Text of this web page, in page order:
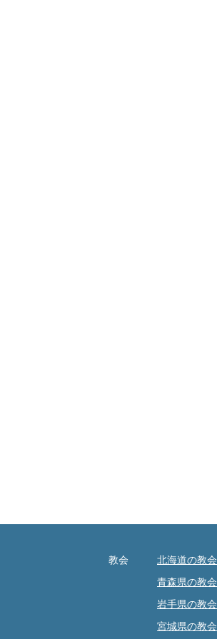
教会 北海道の教会
青森県の教会
岩手県の教会
宮城県の教会